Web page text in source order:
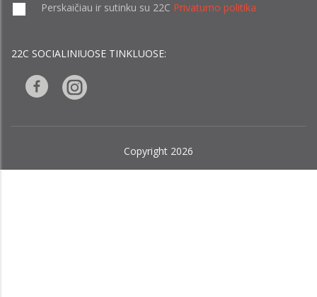
Perskaičiau ir sutinku su 22C Privatumo politika
22C SOCIALINIUOSE TINKLUOSE:
Copyright 2026